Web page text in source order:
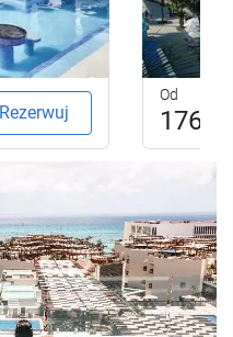
Rezerwuj
Od
176